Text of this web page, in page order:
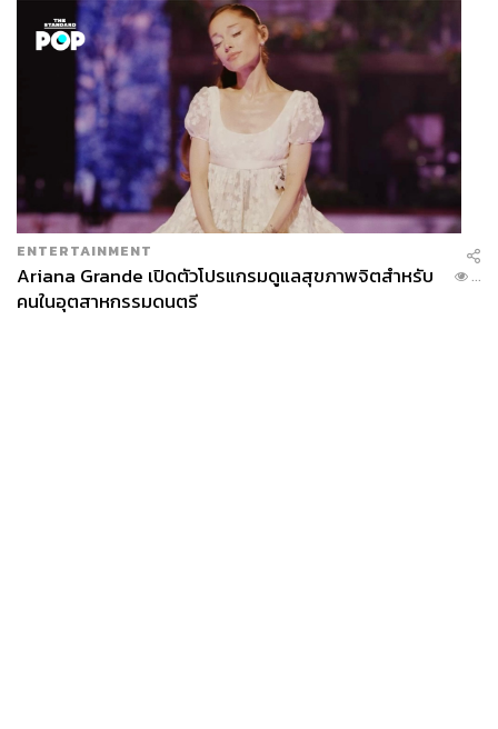
ENTERTAINMENT
Ariana Grande เปิดตัวโปรแกรมดูแลสุขภาพจิตสำหรับ
คนในอุตสาหกรรมดนตรี
...